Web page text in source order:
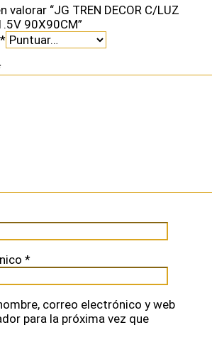
valorar “JG TREN DECOR C/LUZ
90X90CM”
*
*
correo electrónico y web
para la próxima vez que